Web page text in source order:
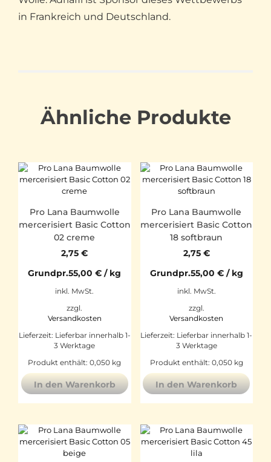
in Frankreich und Deutschland.
Ähnliche Produkte
Pro Lana Baumwolle
mercerisiert Basic Cotton
02 creme
2,75€
Grundpr.55,00€ / kg
inkl. MwSt.
zzgl.
Versandkosten
Lieferzeit: Lieferbar innerhalb 1-
3 Werktage
Produkt enthält: 0,050 kg
In den Warenkorb
Pro Lana Baumwolle
mercerisiert Basic Cotton
18 softbraun
2,75 €
Grundpr.55,00 €/ kg
inkl. MwSt.
zzgl.
Versandkosten
Lieferzeit: Lieferbar innerhalb 1-
3 Werktage
Produkt enthält: 0,050 kg
In den Warenkorb